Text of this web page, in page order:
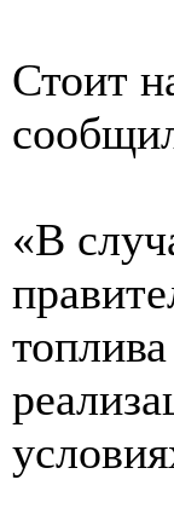
Стоит
«В